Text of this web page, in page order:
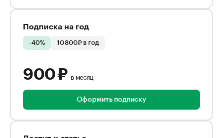
Подписка на год
-40% 10 800₽ в год
900 ₽ в месяц
Оформить подписку